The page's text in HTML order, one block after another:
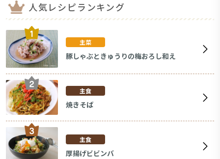
人気レシピランキング
主菜
豚しゃぶときゅうりの梅おろし和え
主食
焼きそば
主食
厚揚げビビンバ